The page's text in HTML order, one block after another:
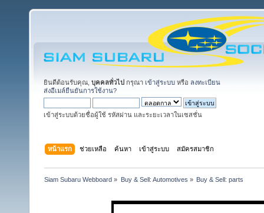
ยินดีต้อนรับคุณ, บุคคลทั่วไป กรุณา เข้าสู่ระบบ หรือ ลงทะเบียน
ส่งอีเมล์ยืนยันการใช้งาน?
เข้าสู่ระบบด้วยชื่อผู้ใช้ รหัสผ่าน และระยะเวลาในเซสชั่น
หน้าแรก ช่วยเหลือ ค้นหา เข้าสู่ระบบ สมัครสมาชิก
Siam Subaru Webboard » Buy & Sell: Automotives » Buy & Sell: parts